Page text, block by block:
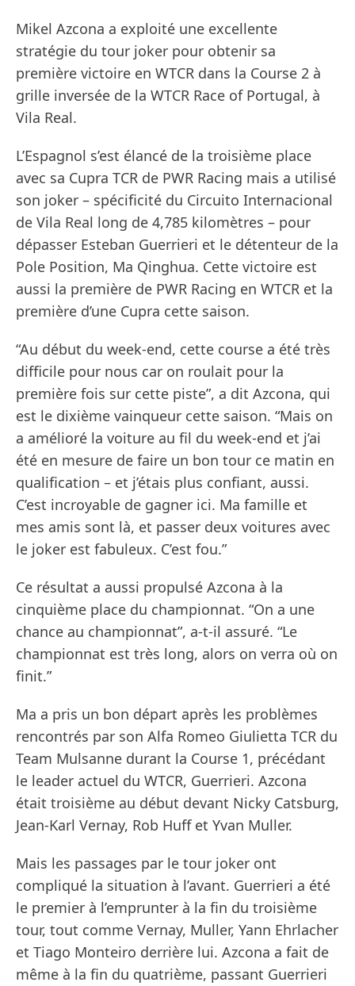
Mikel Azcona a exploité une excellente
stratégie du tour joker pour obtenir sa
première victoire en WTCR dans la Course 2 à
grille inversée de la WTCR Race of Portugal, à
Vila Real.
L’Espagnol s’est élancé de la troisième place
avec sa Cupra TCR de PWR Racing mais a utilisé
son joker – spécificité du Circuito Internacional
de Vila Real long de 4,785 kilomètres – pour
dépasser Esteban Guerrieri et le détenteur de la
Pole Position, Ma Qinghua. Cette victoire est
aussi la première de PWR Racing en WTCR et la
première d’une Cupra cette saison.
“Au début du week-end, cette course a été très
difficile pour nous car on roulait pour la
première fois sur cette piste”, a dit Azcona, qui
est le dixième vainqueur cette saison. “Mais on
a amélioré la voiture au fil du week-end et j’ai
été en mesure de faire un bon tour ce matin en
qualification – et j’étais plus confiant, aussi.
C’est incroyable de gagner ici. Ma famille et
mes amis sont là, et passer deux voitures avec
le joker est fabuleux. C’est fou.”
Ce résultat a aussi propulsé Azcona à la
cinquième place du championnat. “On a une
chance au championnat”, a-t-il assuré. “Le
championnat est très long, alors on verra où on
finit.”
Ma a pris un bon départ après les problèmes
rencontrés par son Alfa Romeo Giulietta TCR du
Team Mulsanne durant la Course 1, précédant
le leader actuel du WTCR, Guerrieri. Azcona
était troisième au début devant Nicky Catsburg,
Jean-Karl Vernay, Rob Huff et Yvan Muller.
Mais les passages par le tour joker ont
compliqué la situation à l’avant. Guerrieri a été
le premier à l’emprunter à la fin du troisième
tour, tout comme Vernay, Muller, Yann Ehrlacher
et Tiago Monteiro derrière lui. Azcona a fait de
même à la fin du quatrième, passant Guerrieri